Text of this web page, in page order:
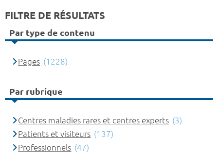
FILTRE DE RÉSULTATS
Par type de contenu
Pages (1228)
Par rubrique
Centres maladies rares et centres experts (3)
Patients et visiteurs (137)
Professionnels (47)